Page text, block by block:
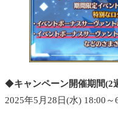
◆キャンペーン開催期間(2
2025年5月28日(水) 18:00